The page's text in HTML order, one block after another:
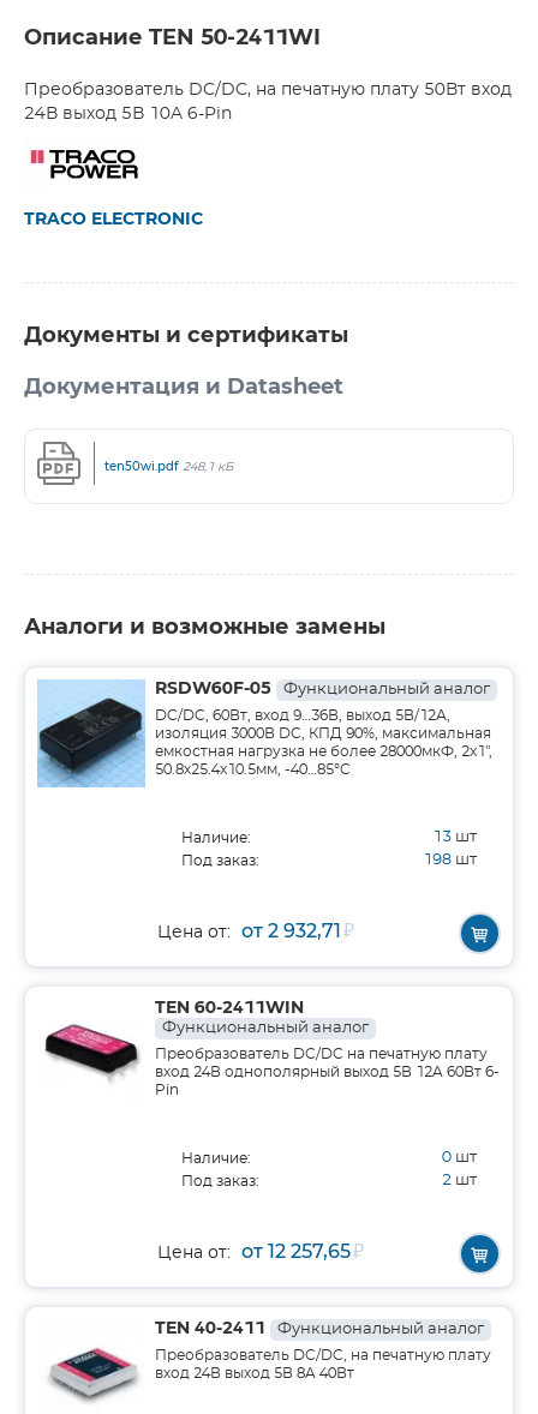
Описание TEN 50-2411WI
Преобразователь DC/DC, на печатную плату 50Вт вход
24В выход 5В 10A 6-Pin
TRACO ELECTRONIC
Документы и сертификаты
Документация и Datasheet
ten50wi.pdf 248,1 кБ
Аналоги и возможные замены
RSDW60F-05 Функциональный аналог
DC/DC, 60Вт, вход 9…36В, выход 5В/12А,
изоляция 3000В DC, КПД 90%, максимальная
емкостная нагрузка не более 28000мкФ, 2x1",
50.8x25.4x10.5мм, -40…85°C
Наличие: 13 шт
Под заказ: 198 шт
Цена от: от 2 932,71₽
TEN 60-2411WIN
Функциональный аналог
Преобразователь DC/DC на печатную плату
вход 24В однополярный выход 5В 12A 60Вт 6-
Pin
Наличие: 0 шт
Под заказ: 2 шт
Цена от: от 12 257,65₽
TEN 40-2411 Функциональный аналог
Преобразователь DC/DC, на печатную плату
вход 24В выход 5В 8A 40Вт